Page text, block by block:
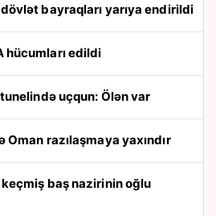
bayraqları yarıya endirildi
hücumları edildi
uçqun: Ölən var
Oman razılaşmaya yaxındır